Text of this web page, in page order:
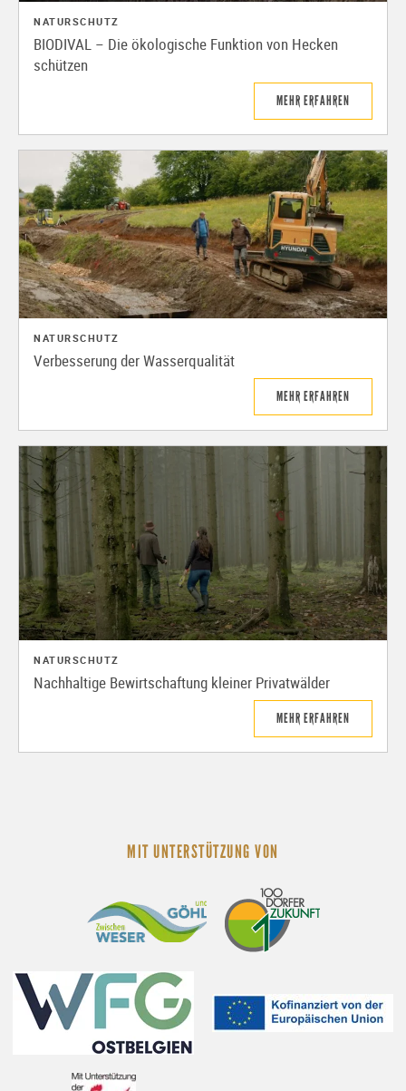
NATURSCHUTZ
BIODIVAL – Die ökologische Funktion von Hecken
schützen
MEHR ERFAHREN
NATURSCHUTZ
Verbesserung der Wasserqualität
MEHR ERFAHREN
NATURSCHUTZ
Nachhaltige Bewirtschaftung kleiner Privatwälder
MEHR ERFAHREN
MIT UNTERSTÜTZUNG VON